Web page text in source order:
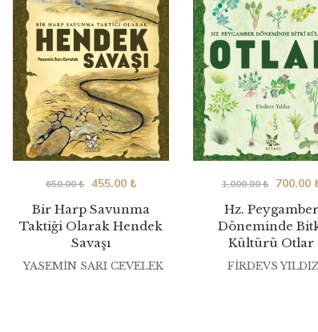
Bir Harp Savunma
Taktiği Olarak Hendek
Savaşı
650.00₺ 455.00 ₺
YASEMIN SARI CEVELEK
Hz. Peygamber
Döneminde
Kültürü Otlar
1,000.00₺ 700.00
FIRDEVS YILDIZ